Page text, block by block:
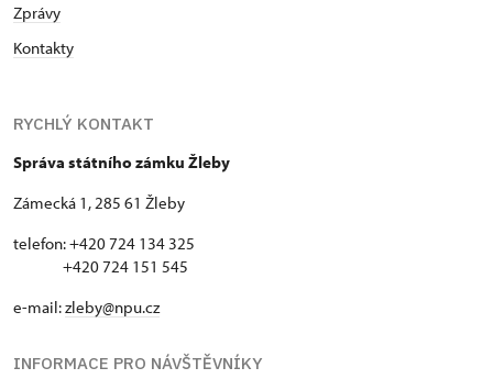
Zprávy
Kontakty
RYCHLÝ KONTAKT
Správa státního zámku Žleby
Zámecká 1, 285 61 Žleby
telefon: +420 724 134 325
+420 724 151 545
e-mail:zleby@npu.cz
INFORMACE PRO NÁVŠTĚVNÍKY